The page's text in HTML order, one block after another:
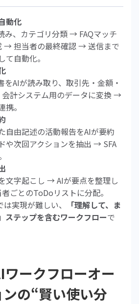
動化
み、カテゴリ分類 → FAQマッチ
→ 担当者の最終確認 → 送信まで
て自動化。
をAIが読み取り、取引先・金額・
計システム用のデータに変換 →
。
自由記述の活動報告をAIが要約
や次回アクションを抽出 → SFA
文字起こし → AIが要点を整理し
ごとのToDoリストに分配。
実現が難しい、
「理解して、ま
ステップを含むワークフローで
ワークフローオー
ンの“賢い使い分